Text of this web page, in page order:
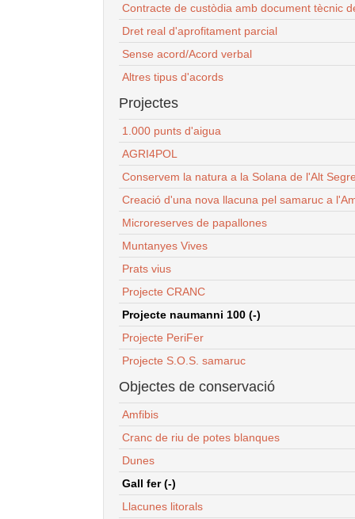
Contracte de custòdia amb document tècnic
Dret real d'aprofitament parcial
Sense acord/Acord verbal
Altres tipus d'acords
Projectes
1.000 punts d'aigua
AGRI4POL
Conservem la natura a la Solana de l'Alt
Creació d'una nova llacuna pel samaruc a
Microreserves de papallones
Muntanyes Vives
Prats vius
Projecte CRANC
Projecte naumanni 100 (-)
Projecte PeriFer
Projecte S.O.S. samaruc
Objectes de conservació
Amfibis
Cranc de riu de potes blanques
Dunes
Gall fer (-)
Llacunes litorals